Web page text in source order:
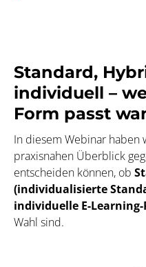
Standard,
individuell –
Form passt
In diesem Webinar haben
praxisnahen Überblick
entscheiden können, ob
(individualisierte
individuelle E-
Wahl sind.